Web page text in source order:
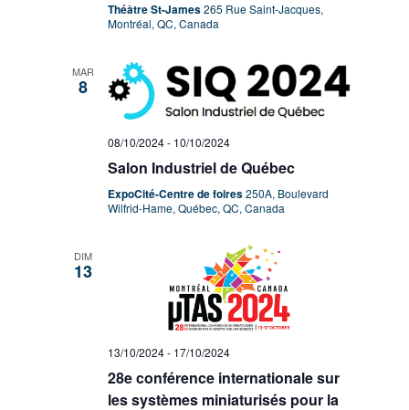
Théâtre St-James265 Rue Saint-Jacques,
Montréal, QC, Canada
MAR
8
08/10/2024- 10/10/2024
Salon Industriel de Québec
ExpoCité-Centre de foires250A, Boulevard
Wilfrid-Hame, Québec, QC, Canada
DIM
13
13/10/2024- 17/10/2024
28e conférence internationale sur
les systèmes miniaturisés pour la